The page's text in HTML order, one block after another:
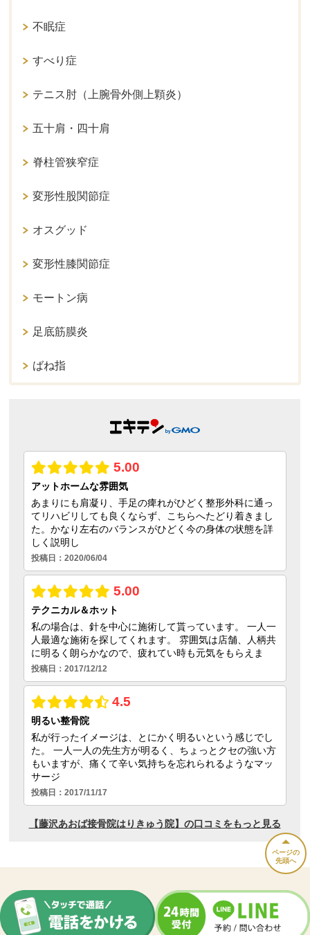
不眠症
すべり症
テニス肘（上腕骨外側上顆炎）
五十肩・四十肩
脊柱管狭窄症
変形性股関節症
オスグッド
変形性膝関節症
モートン病
足底筋膜炎
ばね指
ページの
先頭へ